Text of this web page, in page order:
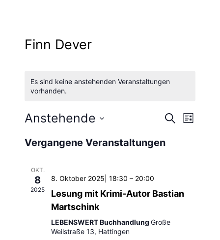
Finn Dever
Es sind keine anstehenden Veranstaltungen
vorhanden.
Suche
SucheListe
Anstehende
wählen.
Vergangene Veranstaltungen
OKT.
8
2025
8. Oktober 2025| 18:30 – 20:00
Lesung mit Krimi-Autor Bastian
Martschink
LEBENSWERT Buchhandlung Große
Weilstraße 13, Hattingen